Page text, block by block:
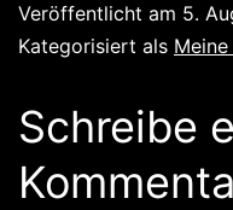
Veröffentlicht am 5.
Kategorisiert als
Schreibe